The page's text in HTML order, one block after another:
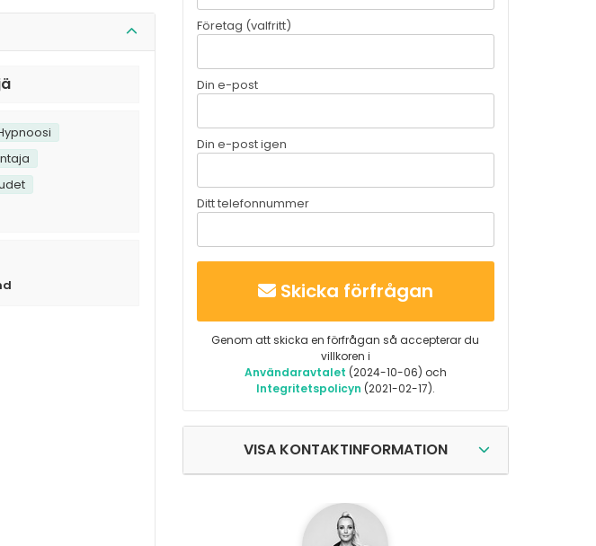
Företag (valfritt)
Din e-post
Din e-post igen
Ditt telefonnummer
Skicka förfrågan
Genom att skicka en förfrågan så accepterar du
villkoren i
Användaravtalet (2024-10-06) och
Integritetspolicyn (2021-02-17).
VISA KONTAKTINFORMATION